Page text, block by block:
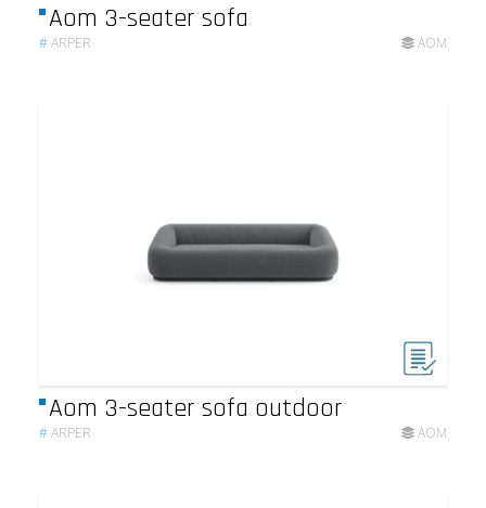
Aom 3-seater sofa
#ARPER AOM
Aom 3-seater sofa outdoor
#ARPER AOM